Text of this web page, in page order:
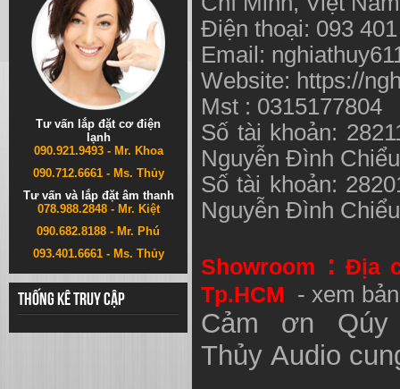
Tư vấn lắp đặt cơ điện
lạnh
090.921.9493 - Mr. Khoa
090.712.6661 - Ms. Thủy
Tư vấn và lắp đặt âm thanh
078.988.2848 - Mr. Kiệt
090.682.8188 - Mr. Phú
093.401.6661 - Ms. Thủy
Thống kê truy cập
Điện thoại: 093
Email:
Website: https://
Mst : 0315177804
Số tài khoản:
Nguyễn Đình
Số tài khoản:
Nguyễn Đình
Showroom : Địa
Tp.HCM - xem
Cảm ơn
Thủy Audio